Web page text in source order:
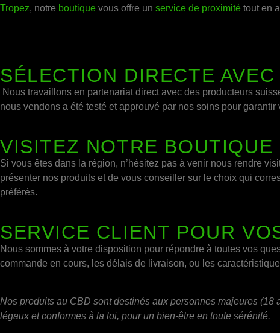
Tropez, notre boutique vous offre un service de proximité tout en
SÉLECTION DIRECTE
Nous travaillons en partenariat direct avec des producteurs
nous vendons a été testé et approuvé par nos soins pour garantir
VISITEZ NOTRE BOUTIQUE
Si vous êtes dans la région, n’hésitez pas à venir nous rendre
présenter nos produits et de vous conseiller sur le choix qui
préférés.
SERVICE CLIENT POUR
Nous sommes à votre disposition pour répondre à toutes vos
commande en cours, les délais de livraison, ou les
Nos produits au CBD sont destinés aux personnes majeures
légaux et conformes à la loi, pour un bien-être en toute sérénité.